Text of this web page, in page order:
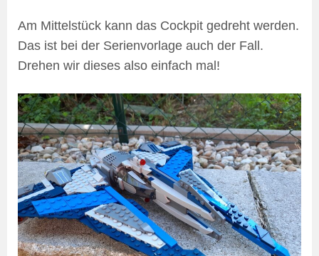
Am Mittelstück kann das Cockpit gedreht werden.
Das ist bei der Serienvorlage auch der Fall.
Drehen wir dieses also einfach mal!